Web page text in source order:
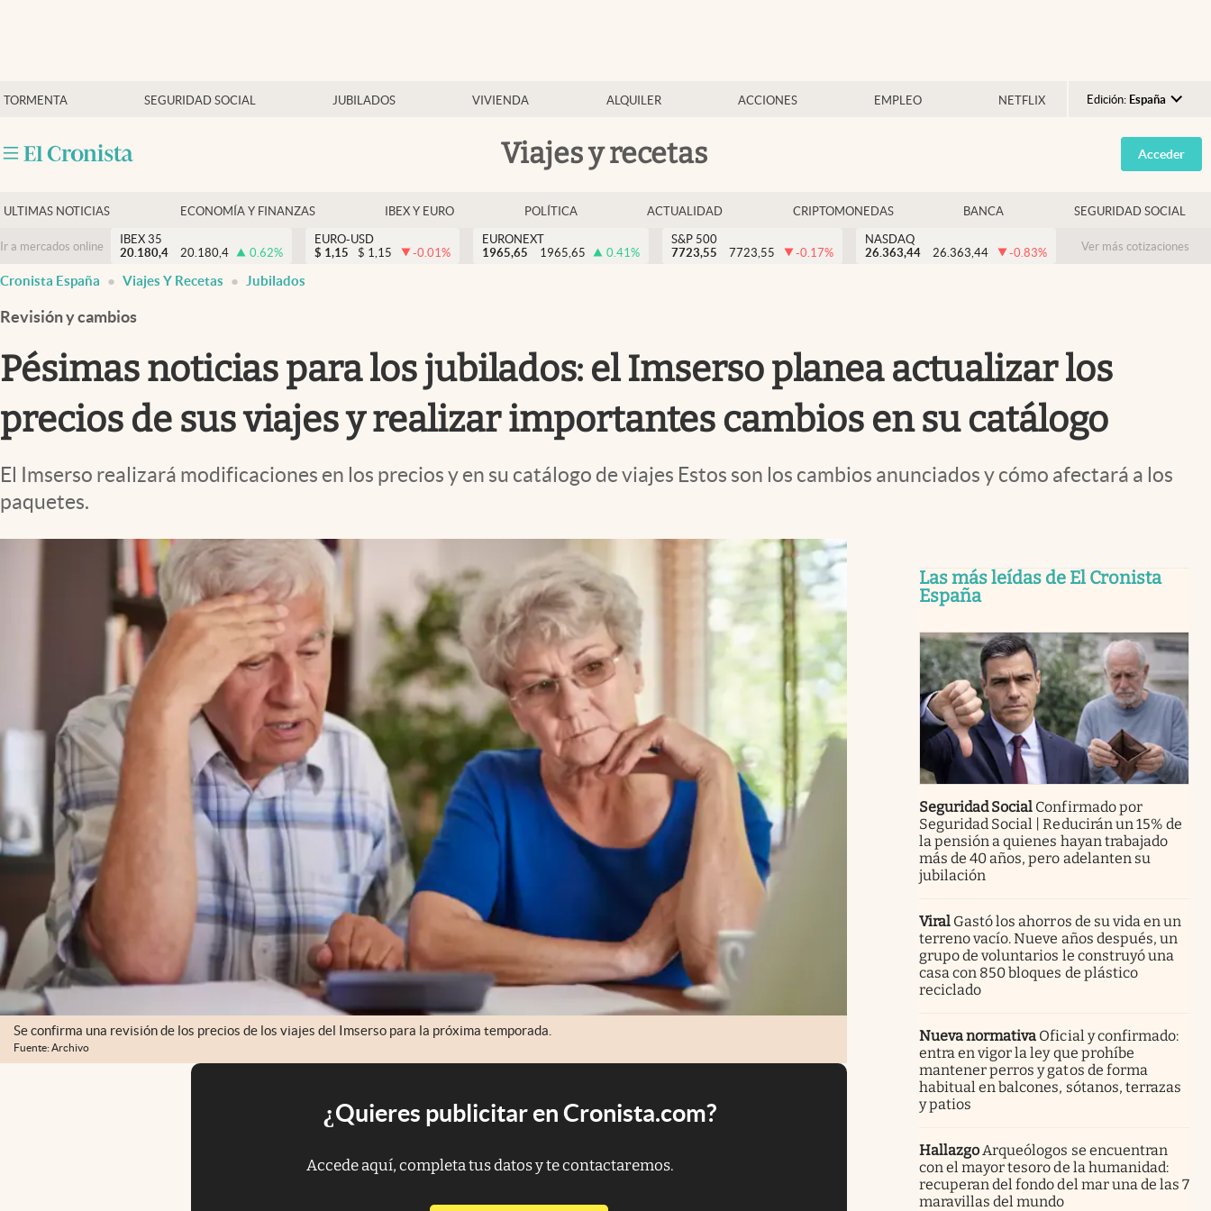
TORMENTA SEGURIDAD SOCIAL JUBILADOS VIVIENDA ALQUILER ACCIONES EMPLEO NETFLIX Edición: España
Argentina
España
USA
Colombia
Viajes y recetas
Economía y finanzas
Criptomonedas
Acceder
ULTIMAS NOTICIAS ECONOMÍA Y FINANZAS IBEX Y EURO POLÍTICA ACTUALIDAD CRIPTOMONEDAS BANCA SEGURIDAD SOCIAL
Ir a mercados online
IBEX 35
20.180,4
20.180,4 0.62%
EURO-USD
$ 1,15 $ 1,15 -0.01%
EURONEXT
1965,65
1965,65 0.41%
S&P 500
7723,55
7723,55 -0.17%
NASDAQ
26.363,44
26.363,44 -0.83% Ver más cotizaciones
Cronista España Viajes Y Recetas Jubilados
Revisión y cambios
Pésimas noticias para los jubilados: el Imserso planea actualizar los
precios de sus viajes y realizar importantes cambios en su catálogo
El Imserso realizará modificaciones en los precios y en su catálogo de viajes Estos son los cambios anunciados y cómo afectará a los
paquetes.
Se confirma una revisión de los precios de los viajes del Imserso para la próxima temporada.
Fuente: Archivo
¿Quieres publicitar en Cronista.com?
Accede aquí, completa tus datos y te contactaremos.
Las más leídas de El Cronista
España
Seguridad Social Confirmado por
Seguridad Social | Reducirán un 15% de
la pensión a quienes hayan trabajado
más de 40 años, pero adelanten su
jubilación
Viral Gastó los ahorros de su vida en un
terreno vacío. Nueve años después, un
grupo de voluntarios le construyó una
casa con 850 bloques de plástico
reciclado
Nueva normativa Oficial y confirmado:
entra en vigor la ley que prohíbe
mantener perros y gatos de forma
habitual en balcones, sótanos, terrazas
y patios
HallazgoArqueólogos se encuentran
con el mayor tesoro de la humanidad:
recuperan del fondo del mar una de las 7
maravillas del mundo